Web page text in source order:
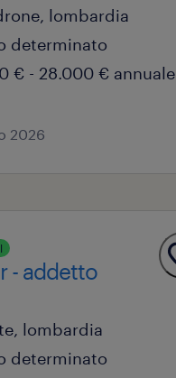
lombardia
determinato
€ - 28.000 € annuale
2026
- addetto
lombardia
determinato